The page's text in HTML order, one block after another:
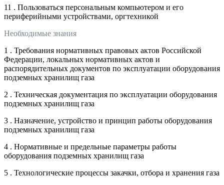
11 . Пользоваться персональным компьютером и его
периферийными устройствами, оргтехникой
Необходимые знания
1 . Требования нормативных правовых актов Российской
Федерации, локальных нормативных актов и
распорядительных документов по эксплуатации оборудования
подземных хранилищ газа
2 . Техническая документация по эксплуатации оборудования
подземных хранилищ газа
3 . Назначение, устройство и принцип работы оборудования
подземных хранилищ газа
4 . Нормативные и предельные параметры работы
оборудования подземных хранилищ газа
5 . Технологические процессы закачки, отбора и хранения газа